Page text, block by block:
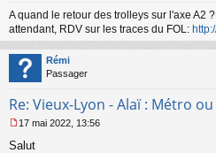
A quand le retour des trolleys sur l'axe A2
attendant, RDV sur les traces du FOL:
Rémi
Passager
Re: Vieux-Lyon - Alaï : Métro
e
17 mai 2022, 13:56
Salut